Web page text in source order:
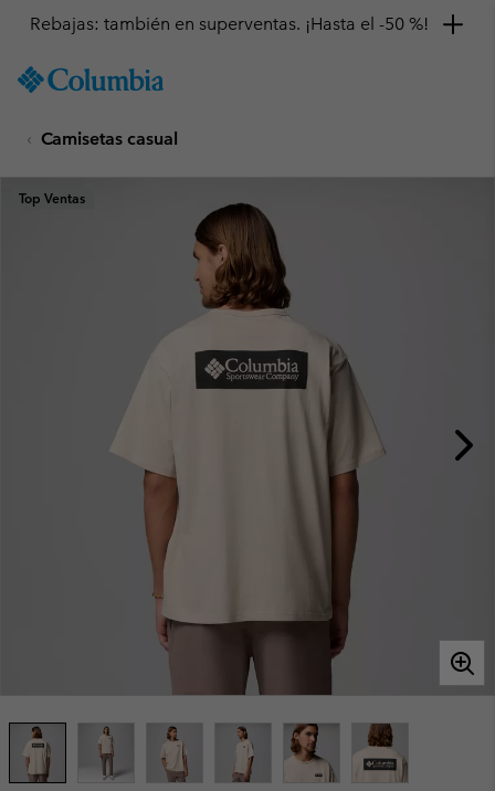
TO
SKIP
MAIN
NAV
Rebajas: también en superventas. ¡Hasta el -50 %!
Camisetas casual
Top Ventas